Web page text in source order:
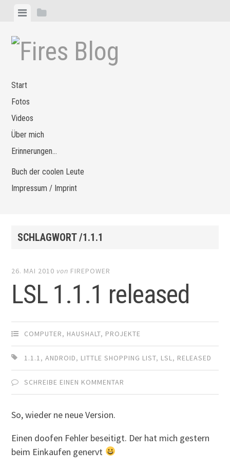
Zum
springen
MenüSeitenleiste
Start
Fotos
Videos
Über mich
Erinnerungen…
Buch der coolen Leute
Impressum / Imprint
SCHLAGWORT /1.1.1
26. MAI 2010 von FIREPOWER
LSL 1.1.1 released
COMPUTER, HAUSHALT, PROJEKTE
1.1.1,ANDROID, LITTLE SHOPPING LIST, LSL, RELEASED
SCHREIBE EINEN KOMMENTAR
So, wieder ne neue Version.
Einen doofen Fehler beseitigt. Der hat mich gestern
beim Einkaufen genervt